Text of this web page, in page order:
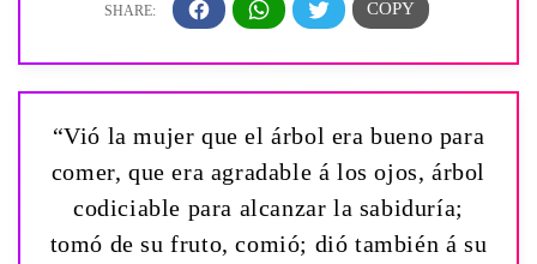
“Vió la mujer que el árbol era bueno para
comer, que era agradable á los ojos, árbol
codiciable para alcanzar la sabiduría;
tomó de su fruto, comió; dió también á su